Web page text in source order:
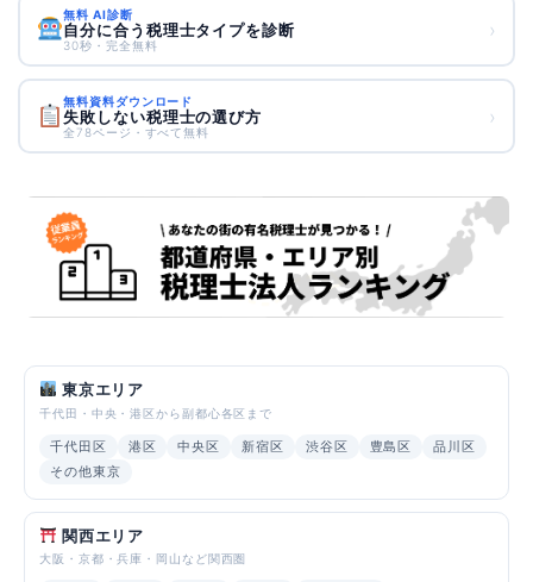
無料 AI診断
自分に合う税理士タイプを診断
30秒・完全無料
›
無料資料ダウンロード
失敗しない税理士の選び方
全78ページ・すべて無料
›
東京エリア
千代田・中央・港区から副都心各区まで
千代田区 港区 中央区 新宿区 渋谷区 豊島区
品川区
その他東京
関西エリア
大阪・京都・兵庫・岡山など関西圏